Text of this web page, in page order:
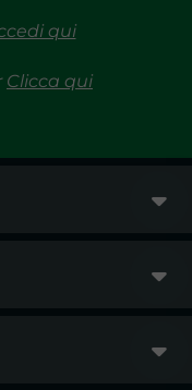
qui
Clicca qui